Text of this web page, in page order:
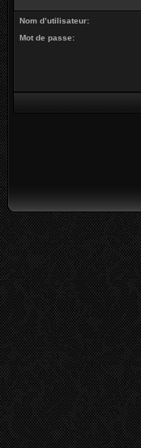
Nom d’utilisateur:
Mot de passe: